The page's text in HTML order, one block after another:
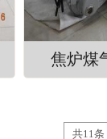
共11条